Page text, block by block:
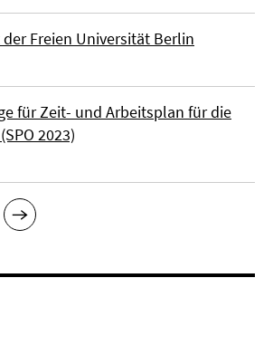
Freien Universität Berlin
für Zeit- und Arbeitsplan für die
2023)